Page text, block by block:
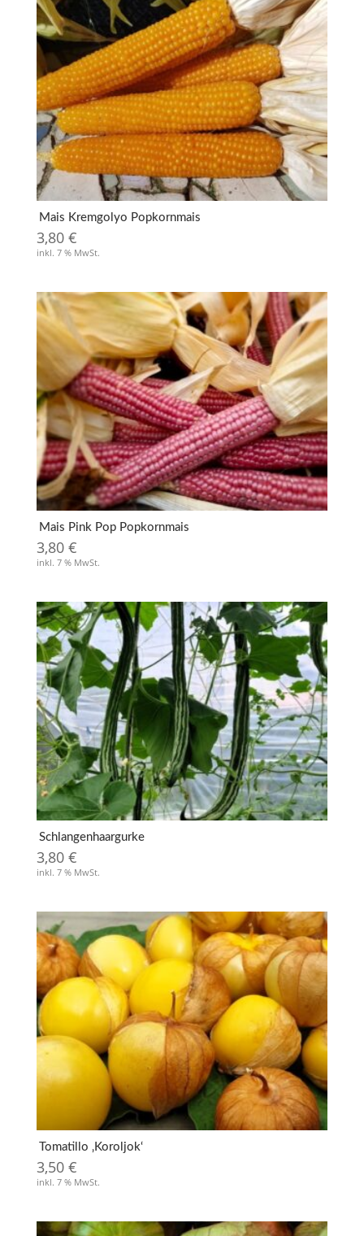
Mais Kremgolyo Popkornmais
3,80 €
inkl. 7 % MwSt.
Mais Pink Pop Popkornmais
3,80 €
inkl. 7 % MwSt.
Schlangenhaargurke
3,80 €
inkl. 7 % MwSt.
Tomatillo ‚Koroljok‘
3,50 €
inkl. 7 % MwSt.